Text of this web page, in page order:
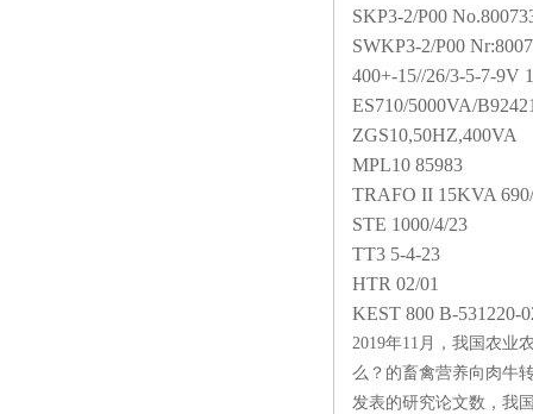
SKP3-2/P00
SWKP3-2/P00
400+-15//26/3-5-7-9V
ES710/5000VA/
ZGS10,50HZ,400VA
MPL10 85983
TRAFO II 15KVA
STE 1000/4/23
TT3 5-4-23
HTR 02/01
KEST 800 B-531220-
2019年11月，我国农业
么？的畜禽营养向肉牛
发表的研究论文数，我